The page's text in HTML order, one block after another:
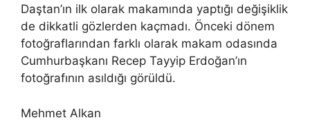
Daştan’ın ilk olarak makamında yaptığı değişiklik
de dikkatli gözlerden kaçmadı. Önceki dönem
fotoğraflarından farklı olarak makam odasında
Cumhurbaşkanı Recep Tayyip Erdoğan’ın
fotoğrafının asıldığı görüldü.
Mehmet Alkan